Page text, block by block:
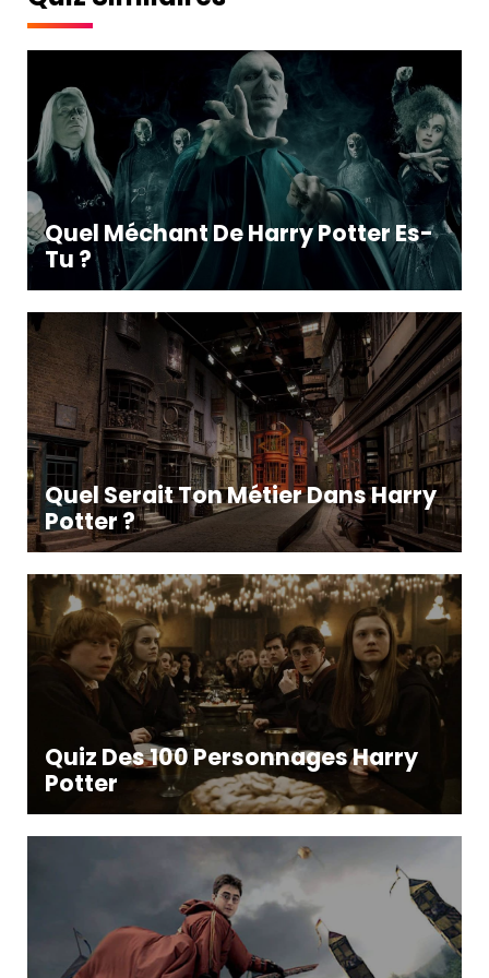
Quel Méchant De Harry Potter Es-
Tu ?
Quel Serait Ton Métier Dans Harry
Potter ?
Quiz Des 100 Personnages Harry
Potter